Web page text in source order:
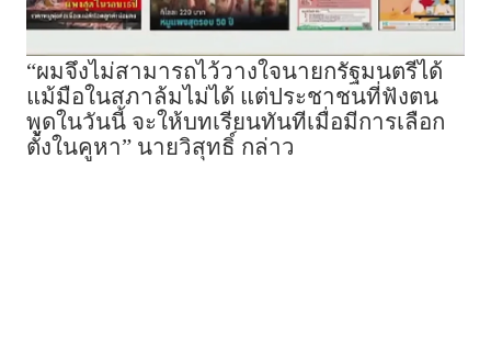
“ผมจึงไม่สามารถไว้วางใจนายกรัฐมนตรีได้
แม้มือในสภาล้มไม่ได้ แต่ประชาชนที่ฟังตน
พูดในวันนี้ จะให้บทเรียนทันทีเมื่อมีการเลือก
ตั้งในคูหา” นายวิสุทธิ์ กล่าว